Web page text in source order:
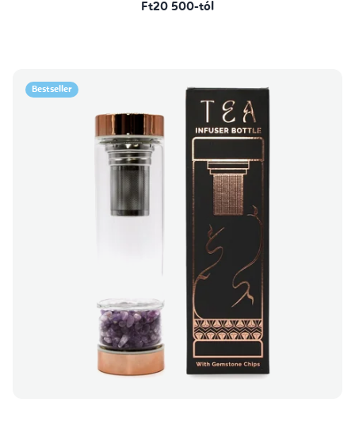
Ft20 500-tól
Bestseller